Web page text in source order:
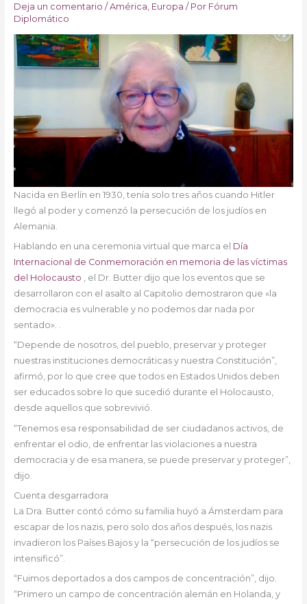
Deja un comentario / América Europa / Por Fórum
Diplomático
Nacida en Berlín en 1930, tenía solo tres años cuando Hitler
llegó al poder y comenzó la persecución de los judíos en
Alemania.
Hablando en una ceremonia virtual que marca el Día
Internacional de Conmemoración en memoria de las víctimas
del Holocausto , el Dr. Butter dijo que los eventos que se
desarrollaron con el asalto al Capitolio demostraron que «la
democracia es vulnerable y no podemos dar nada por
sentado». .
“Depende de nosotros, del pueblo, preservar y proteger
nuestras instituciones democráticas y nuestra Constitución”,
afirmó, por lo que cree que todos en Estados Unidos deben
ser educados sobre lo que sucedió durante el Holocausto,
desde aquellos que sobrevivió.
“Tenemos esa responsabilidad de ser ciudadanos activos, de
enfrentar el odio, de enfrentar las violaciones a nuestra
democracia y de esa manera, se puede preservar y proteger”,
dijo.
Cuenta desgarradora
La Dra. Butter contó cómo su familia huyó a Ámsterdam para
escapar de los nazis, pero solo dos años después, los nazis
invadieron los Países Bajos y la “persecución de los judíos se
intensificó”.
“Fuimos deportados a dos campos de concentración”, dijo.
“Primero un campo de concentración alemán en Holanda, y